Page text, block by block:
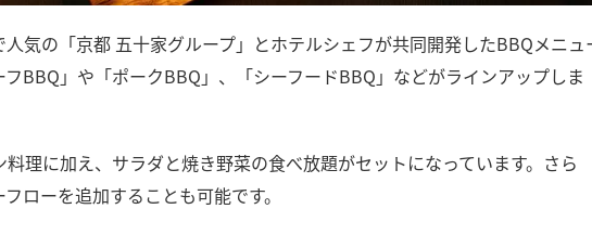
気の「京都 五十家グループ」とホテルシェフが共同開発したBBQメニュ
BBQ」や「ポークBBQ」、「シーフードBBQ」などがラインアップしま
理に加え、サラダと焼き野菜の食べ放題がセットになっています。さら
ローを追加することも可能です。